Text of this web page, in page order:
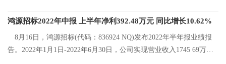
鸿源招标2022年中报 上半年净利392.48万元 同比增长10.62%
8月16日，鸿源招标(代码：836924 NQ)发布2022年半年报业绩报
告。2022年1月1日-2022年6月30日，公司实现营业收入1745 69万